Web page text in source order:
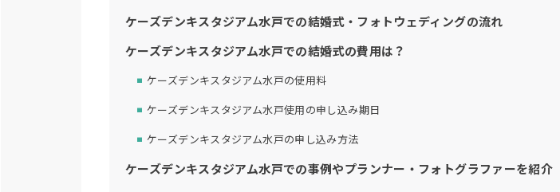
ケーズデンキスタジアム水戸での結婚式・フォトウェディングの流れ
ケーズデンキスタジアム水戸での結婚式の費用は？
ケーズデンキスタジアム水戸の使用料
ケーズデンキスタジアム水戸使用の申し込み期日
ケーズデンキスタジアム水戸の申し込み方法
ケーズデンキスタジアム水戸での事例やプランナー・フォトグラファーを紹介